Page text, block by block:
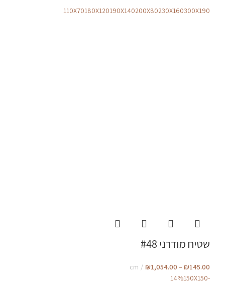
110X70180X120190X140200X80230X160300X190
שטיח מודרני #48
₪145.00
–
₪1,054.00
cm
-14%
150X150